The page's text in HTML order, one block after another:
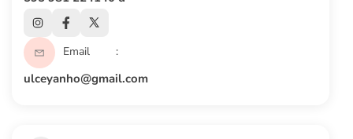
Email
ulceyanho@gmail.com